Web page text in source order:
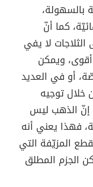
بالسهولة،
كما أنّ
لا يفي
ويمكن
أو في العديد
خلال توجيه
الذهب ليس
فهذا يعني أنه
المزيّفة التي
الجزم المطلق